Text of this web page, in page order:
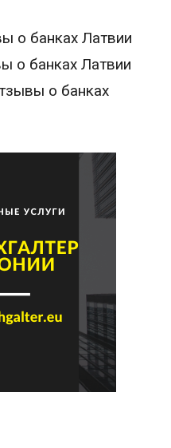
о банках Латвии
о банках Латвии
о банках